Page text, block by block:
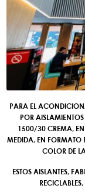
PARA EL
POR
1500/30 CREMA, EN
MEDIDA, EN FORMATO
COLOR DE
ESTOS AISLANTES,